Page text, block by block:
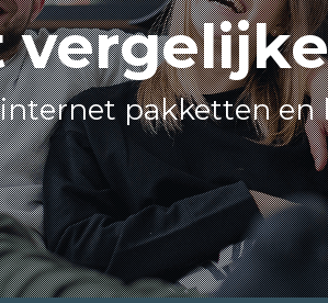
pakketten en